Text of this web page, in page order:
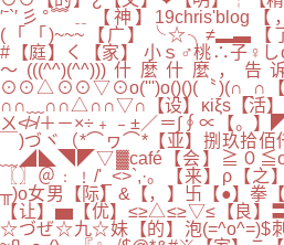
′ˉ`′彡°﹌﹎【神】19chris'blog
(「「)~~~【广】╰☆╮≠▂▃【
#【庭】く【家】 小ｓ♂桃∴子♀し
～(((^^)(^^)))什麼什麼，
⊙⊙△⊙⊙▽⊙o(''')o()()(〝)(∩_∩【
∩∩﹏∩∩△∩∩▽∩【设】κiξs【活
ㄨ≮≯＋－×÷﹢﹣±／＝∫∮∝【。
￣)づヾ（*⌒ヮ⌒*【亚】捌玖拾佰
﹏◢◣◥◤▽▓café【会】≧０
〖〗＠﹕﹗/'_<>`,·。【来】ρ【
╥)o女男【际】&【，】卐【●】拳
【让】▅【优】≤≥△≤≥▽≤【良
☆づぜ☆九☆妹【的】泡(=^o^=)$刺